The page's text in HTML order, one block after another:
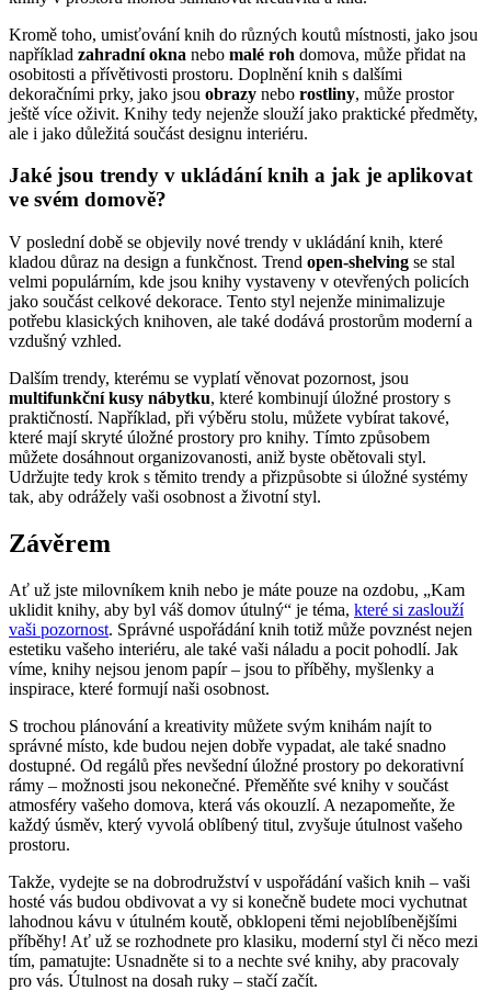
Kromě toho, umisťování knih do různých koutů místnosti, jako jsou
například zahradní okna nebo malé roh domova, může přidat na
osobitosti a přívětivosti prostoru. Doplnění knih s dalšími
dekoračními prky, jako jsou obrazy nebo rostliny, může prostor
ještě více oživit. Knihy tedy nejenže slouží jako praktické předměty,
ale i jako důležitá součást designu interiéru.
Jaké jsou trendy v ukládání knih a jak je aplikovat
ve svém domově?
V poslední době se objevily nové trendy v ukládání knih, které
kladou důraz na design a funkčnost. Trend open-shelving se stal
velmi populárním, kde jsou knihy vystaveny v otevřených policích
jako součást celkové dekorace. Tento styl nejenže minimalizuje
potřebu klasických knihoven, ale také dodává prostorům moderní a
vzdušný vzhled.
Dalším trendy, kterému se vyplatí věnovat pozornost, jsou
multifunkční kusy nábytku, které kombinují úložné prostory s
praktičností. Například, při výběru stolu, můžete vybírat takové,
které mají skryté úložné prostory pro knihy. Tímto způsobem
můžete dosáhnout organizovanosti, aniž byste obětovali styl.
Udržujte tedy krok s těmito trendy a přizpůsobte si úložné systémy
tak, aby odrážely vaši osobnost a životní styl.
Závěrem
Ať už jste milovníkem knih nebo je máte pouze na ozdobu, „Kam
uklidit knihy, aby byl váš domov útulný“ je téma, které si zaslouží
vaši pozornost. Správné uspořádání knih totiž může povznést nejen
estetiku vašeho interiéru, ale také vaši náladu a pocit pohodlí. Jak
víme, knihy nejsou jenom papír – jsou to příběhy, myšlenky a
inspirace, které formují naši osobnost.
S trochou plánování a kreativity můžete svým knihám najít to
správné místo, kde budou nejen dobře vypadat, ale také snadno
dostupné. Od regálů přes nevšední úložné prostory po dekorativní
rámy – možnosti jsou nekonečné. Přeměňte své knihy v součást
atmosféry vašeho domova, která vás okouzlí. A nezapomeňte, že
každý úsměv, který vyvolá oblíbený titul, zvyšuje útulnost vašeho
prostoru.
Takže, vydejte se na dobrodružství v uspořádání vašich knih – vaši
hosté vás budou obdivovat a vy si konečně budete moci vychutnat
lahodnou kávu v útulném koutě, obklopeni těmi nejoblíbenějšími
příběhy! Ať už se rozhodnete pro klasiku, moderní styl či něco mezi
tím, pamatujte: Usnadněte si to a nechte své knihy, aby pracovaly
pro vás. Útulnost na dosah ruky – stačí začít.